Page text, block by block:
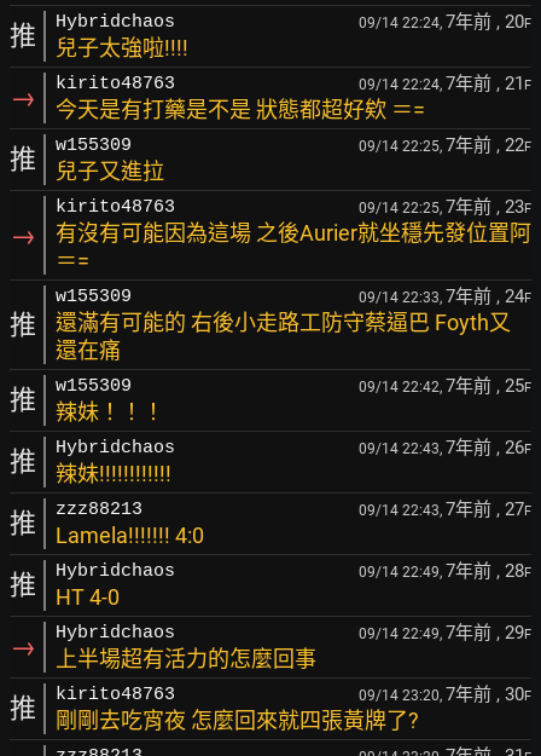
推 Hybridchaos 09/14 22:24, 7年前 , 20F
兒子太強啦!!!!
→ kirito48763 09/14 22:24, 7年前 , 21 F
今天是有打藥是不是 狀態都超好欸 ＝=
推 w155309 09/14 22:25, 7年前 , 22F
兒子又進拉
→
kirito48763 09/14 22:25, 7年前 , 23F
有沒有可能因為這場 之後Aurier就坐穩先發位置阿
＝=
推
w155309 09/14 22:33, 7年前 , 24F
還滿有可能的 右後小走路工防守蔡逼巴 Foyth又
還在痛
推 w155309 09/14 22:42, 7年前 , 25F
辣妹！！！
推 Hybridchaos 09/14 22:43, 7年前 , 26F
辣妹!!!!!!!!!!!!
推 zzz88213 09/14 22:43, 7年前 , 27F
Lamela!!!!!!! 4:0
推 Hybridchaos 09/14 22:49, 7年前 , 28F
HT 4-0
→ Hybridchaos 09/14 22:49, 7年前 , 29F
上半場超有活力的怎麼回事
推 kirito48763 09/14 23:20, 7年前 , 30F
剛剛去吃宵夜 怎麼回來就四張黃牌了?